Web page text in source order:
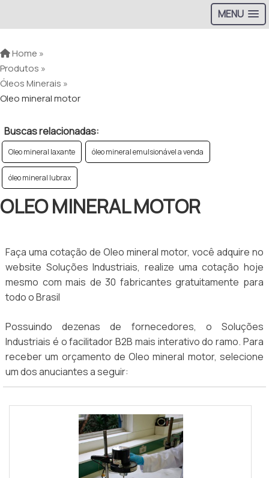
MENU
Home »
Produtos »
Óleos Minerais »
Oleo mineral motor
Buscas relacionadas:
Oleo mineral laxante óleo mineral emulsionável a venda
óleo mineral lubrax
OLEO MINERAL MOTOR
Faça uma cotação de Oleo mineral motor, você adquire no
website Soluções Industriais, realize uma cotação hoje
mesmo com mais de 30 fabricantes gratuitamente para
todo o Brasil
Possuindo dezenas de fornecedores, o Soluções
Industriais é o facilitador B2B mais interativo do ramo. Para
receber um orçamento de Oleo mineral motor, selecione
um dos anuciantes a seguir: